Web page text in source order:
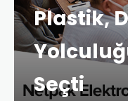
Plastik,
Seçti